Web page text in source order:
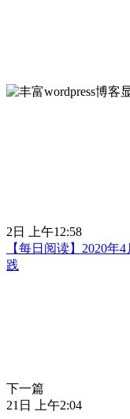
2日 上午12:58
【每日阅读】2020年
践
下一篇
21日 上午2:04